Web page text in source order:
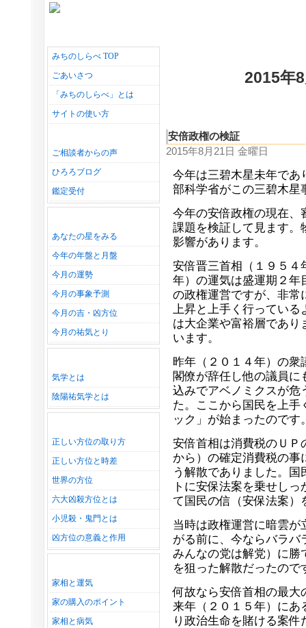
みちのしらべ TOP
ごあいさつ
「みちのしらべ」とは
サイトの使い方
ご相談者からの声
ひろろブログ
鑑定受付
あなたの星をみる
今年の年盤と月盤
今月の運勢
今月の事象予測
今月の吉・凶方位
今月の祐気とり
気学とは
陰陽祐気学とは
正しい方位の取り方
正しい方位と時差
世界の方位
六大凶殺方位とは
小児殺・鬼門とは
凶方位の意義と作用
家相と運気
家の購入のポイント
家相と病気
2015年
安倍政権の検証
2015年8月21日 金曜日
今年は三碧木星未年であ
部科学省がこの三碧木星
今年の安倍政権の現在、
課題を検証して見ます。
影響があります。
安倍晋三首相（１９５４
年）の運気は盛運期２年
の政権運営ですが、非常
上昇と上手く行っている
は大企業や富裕層であ
います。
昨年（２０１４年）の
閣僚が辞任し他の議員
込みでアベノミクスが危
た。ここから国民を上
ック」が始まったのです
安倍首相は消費税のＵＰ
から）の確定消費税の
う解散でありました。
トに安保法案を乗せし
て国民の信（安保法案）
当時は政権運営に暗雲
がる前に、今ならバラ
みんなの党は解党）に勝
を狙った解散だったので
何故なら安倍首相の最大
来年（２０１５年）にあ
り政治生命を賭ける案